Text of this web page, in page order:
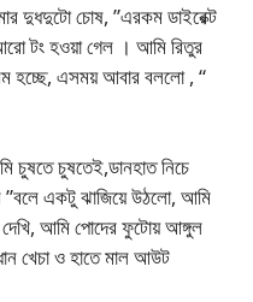
দুধদুটো চোষ, ”এরকম ডাইরেক্ট
টং হওয়া গেল । আমি রিতুর
হচ্ছে, এসময় আবার বললো , “
চুষতে চুষতেই,ডানহাত নিচে
”বলে একটু ঝাজিয়ে উঠলো, আমি
দেখি, আমি পোদের ফুটোয় আঙ্গুল
খেচা ও হাতে মাল আউট